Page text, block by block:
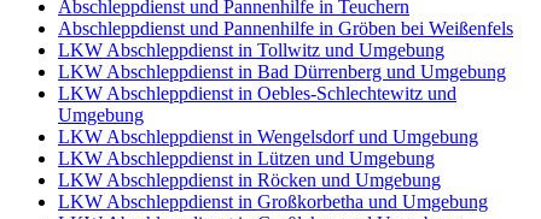
Abschleppdienst und Pannenhilfe in Teuchern
Abschleppdienst und Pannenhilfe in Gröben bei Weißenfels
LKW Abschleppdienst in Tollwitz und Umgebung
LKW Abschleppdienst in Bad Dürrenberg und Umgebung
LKW Abschleppdienst in Oebles-Schlechtewitz und
Umgebung
LKW Abschleppdienst in Wengelsdorf und Umgebung
LKW Abschleppdienst in Lützen und Umgebung
LKW Abschleppdienst in Röcken und Umgebung
LKW Abschleppdienst in Großkorbetha und Umgebung